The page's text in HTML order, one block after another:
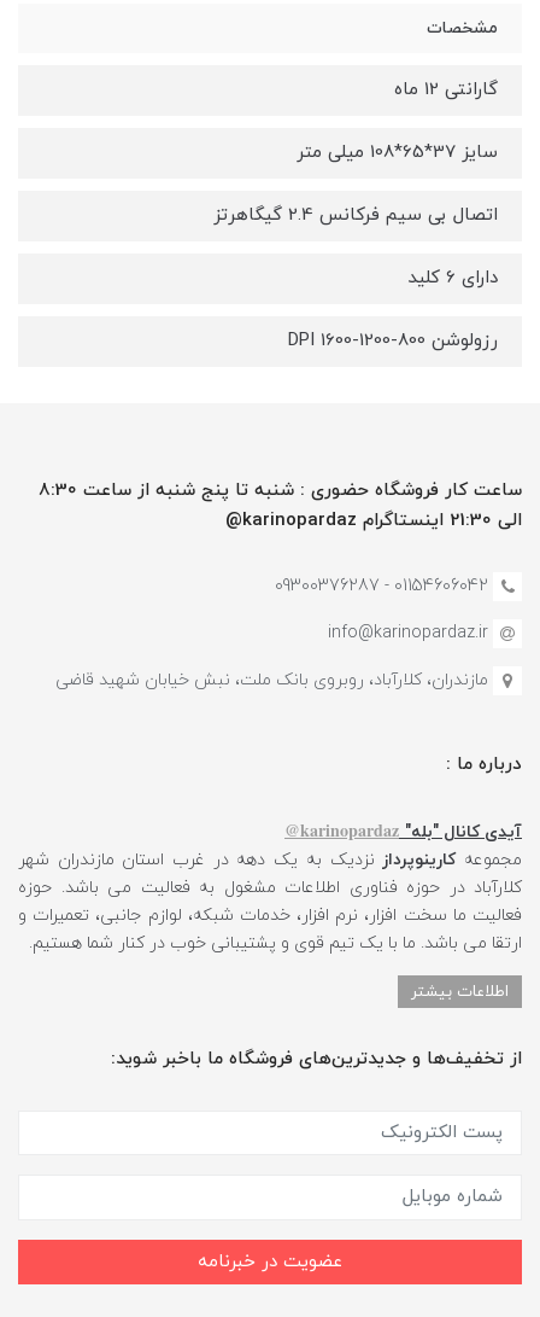
مشخصات
گارانتی 12 ماه
سایز 37*65*108 میلی متر
اتصال بی سیم فرکانس 2.4 گیگاهرتز
دارای 6 کلید
رزولوشن 800-1200-1600 DPI
ساعت کار فروشگاه حضوری : شنبه تا پنج شنبه از ساعت 8:30
الی 21:30 اینستاگرام karinopardaz@
01154606042 - 09300376287
info@karinopardaz.ir
مازندران، کلارآباد، روبروی بانک ملت، نبش خیابان شهید قاضی
درباره ما :
آیدی کانال "بله" karinopardaz@
مجموعهکارینوپرداز نزدیک به یک دهه در غرب استان مازندران شهر
کلارآباد در حوزه فناوری اطلاعات مشغول به فعالیت می باشد. حوزه
فعالیت ما سخت افزار، نرم افزار، خدمات شبکه، لوازم جانبی، تعمیرات و
ارتقا می باشد. ما با یک تیم قوی و پشتیبانی خوب در کنار شما هستیم.
اطلاعات بیشتر
از تخفیف‌ها و جدیدترین‌های فروشگاه ما باخبر شوید:
عضویت در خبرنامه